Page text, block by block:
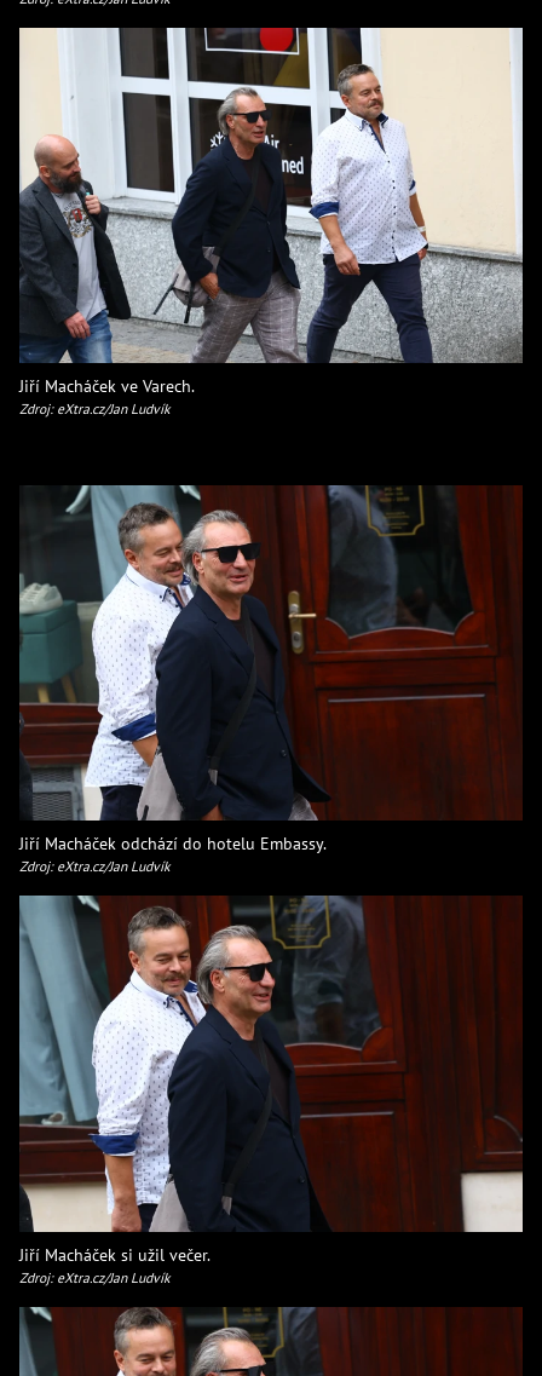
Jiří Macháček ve Varech.
Zdroj: eXtra.cz/Jan Ludvík
Jiří Macháček odchází do hotelu Embassy.
Zdroj: eXtra.cz/Jan Ludvík
Jiří Macháček si užil večer.
Zdroj: eXtra.cz/Jan Ludvík